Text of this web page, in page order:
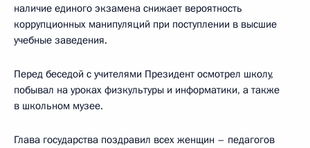
наличие единого экзамена снижает вероятность
коррупционных манипуляций при поступлении в высшие
учебные заведения.
Перед беседой с учителями Президент осмотрел школу,
побывал на уроках физкультуры и информатики, а также
в школьном музее.
Глава государства поздравил всех женщин – педагогов